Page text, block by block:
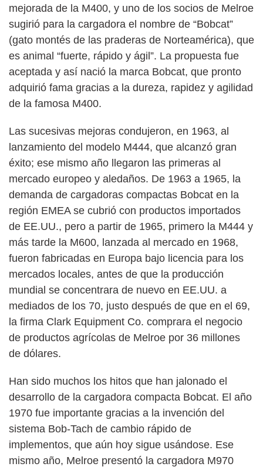
mejorada de la M400, y uno de los socios de Melroe
sugirió para la cargadora el nombre de “Bobcat”
(gato montés de las praderas de Norteamérica), que
es animal “fuerte, rápido y ágil”. La propuesta fue
aceptada y así nació la marca Bobcat, que pronto
adquirió fama gracias a la dureza, rapidez y agilidad
de la famosa M400.
Las sucesivas mejoras condujeron, en 1963, al
lanzamiento del modelo M444, que alcanzó gran
éxito; ese mismo año llegaron las primeras al
mercado europeo y aledaños. De 1963 a 1965, la
demanda de cargadoras compactas Bobcat en la
región EMEA se cubrió con productos importados
de EE.UU., pero a partir de 1965, primero la M444 y
más tarde la M600, lanzada al mercado en 1968,
fueron fabricadas en Europa bajo licencia para los
mercados locales, antes de que la producción
mundial se concentrara de nuevo en EE.UU. a
mediados de los 70, justo después de que en el 69,
la firma Clark Equipment Co. comprara el negocio
de productos agrícolas de Melroe por 36 millones
de dólares.
Han sido muchos los hitos que han jalonado el
desarrollo de la cargadora compacta Bobcat. El año
1970 fue importante gracias a la invención del
sistema Bob-Tach de cambio rápido de
implementos, que aún hoy sigue usándose. Ese
mismo año, Melroe presentó la cargadora M970